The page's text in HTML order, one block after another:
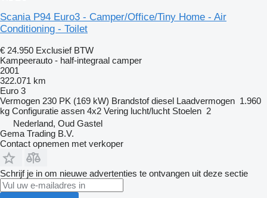
Scania P94 Euro3 - Camper/Office/Tiny Home - Air
Conditioning - Toilet
€ 24.950 Exclusief BTW
Kampeerauto - half-integraal camper
2001
322.071 km
Euro 3
Vermogen 230 PK (169 kW) Brandstof diesel Laadvermogen 1.960
kg Configuratie assen 4x2 Vering lucht/lucht Stoelen 2
Nederland, Oud Gastel
Gema Trading B.V.
Contact opnemen met verkoper
Schrijf je in om nieuwe advertenties te ontvangen uit deze sectie